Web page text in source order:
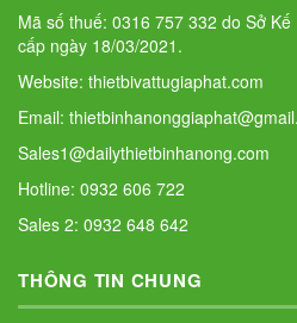
Mã số thuế: 0316 757 332 do Sở
cấp ngày 18/03/2021.
Website: thietbivattugiaphat.com
Email:
Sales1@dailythietbinhanong.com
Hotline: 0932 606 722
Sales 2: 0932 648 642
THÔNG TIN CHUNG